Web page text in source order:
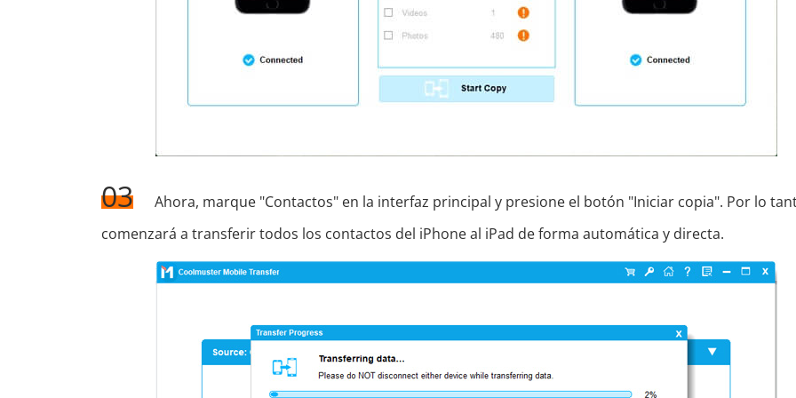
03
Ahora, marque "Contactos" en la interfaz principal y presione el botón "Iniciar copia". Por lo
comenzará a transferir todos los contactos del iPhone al iPad de forma automática y directa.